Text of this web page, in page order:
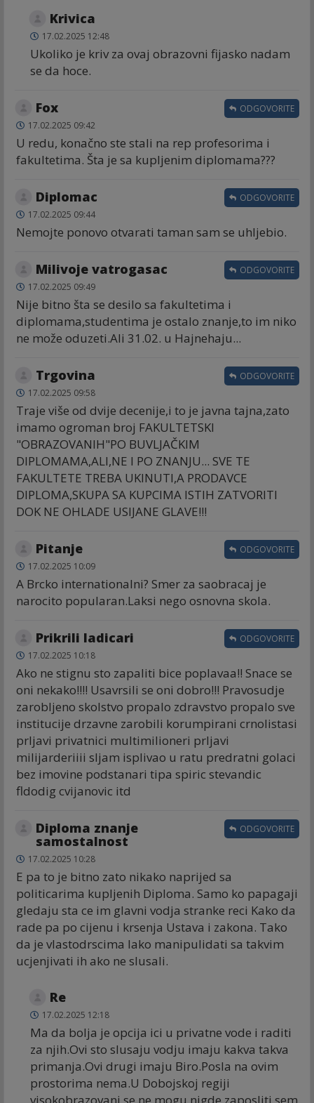
Krivica
17.02.2025 12:48
Ukoliko je kriv za ovaj obrazovni fijasko nadam
se da hoce.
Fox
17.02.2025 09:42
U redu, konačno ste stali na rep profesorima i
fakultetima. Šta je sa kupljenim diplomama???
ODGOVORITE
Diplomac
17.02.2025 09:44
Nemojte ponovo otvarati taman sam se uhljebio.
ODGOVORITE
Milivoje vatrogasac
17.02.2025 09:49
Nije bitno šta se desilo sa fakultetima i
diplomama,studentima je ostalo znanje,to im niko
ne može oduzeti.Ali 31.02. u Hajnehaju...
ODGOVORITE
Trgovina
17.02.2025 09:58
Traje više od dvije decenije,i to je javna tajna,zato
imamo ogroman broj FAKULTETSKI
"OBRAZOVANIH"PO BUVLJAČKIM
DIPLOMAMA,ALI,NE I PO ZNANJU... SVE TE
FAKULTETE TREBA UKINUTI,A PRODAVCE
DIPLOMA,SKUPA SA KUPCIMA ISTIH ZATVORITI
DOK NE OHLADE USIJANE GLAVE!!!
ODGOVORITE
Pitanje
17.02.2025 10:09
A Brcko internationalni? Smer za saobracaj je
narocito popularan.Laksi nego osnovna skola.
ODGOVORITE
Prikrili ladicari
17.02.2025 10:18
Ako ne stignu sto zapaliti bice poplavaa!! Snace se
oni nekako!!!! Usavrsili se oni dobro!!! Pravosudje
zarobljeno skolstvo propalo zdravstvo propalo sve
institucije drzavne zarobili korumpirani crnolistasi
prljavi privatnici multimilioneri prljavi
milijarderiiii sljam isplivao u ratu predratni golaci
bez imovine podstanari tipa spiric stevandic
fldodig cvijanovic itd
ODGOVORITE
Diploma znanje
samostalnost
17.02.2025 10:28
E pa to je bitno zato nikako naprijed sa
politicarima kupljenih Diploma. Samo ko papagaji
gledaju sta ce im glavni vodja stranke reci Kako da
rade pa po cijenu i krsenja Ustava i zakona. Tako
da je vlastodrscima lako manipulidati sa takvim
ucjenjivati ih ako ne slusali.
ODGOVORITE
Re
17.02.2025 12:18
Ma da bolja je opcija ici u privatne vode i raditi
za njih.Ovi sto slusaju vodju imaju kakva takva
primanja.Ovi drugi imaju Biro.Posla na ovim
prostorima nema.U Dobojskoj regiji
visokobrazovani se ne mogu nigde zaposliti sem